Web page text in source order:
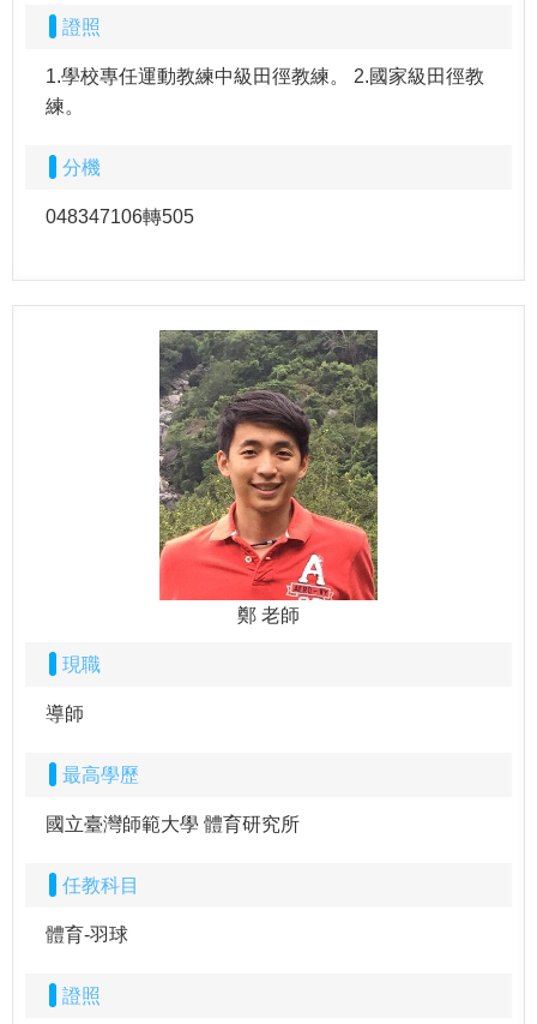
證照
1.學校專任運動教練中級田徑教練。 2.國家級田徑教
練。
分機
048347106轉505
鄭 老師
現職
導師
最高學歷
國立臺灣師範大學 體育研究所
任教科目
體育-羽球
證照